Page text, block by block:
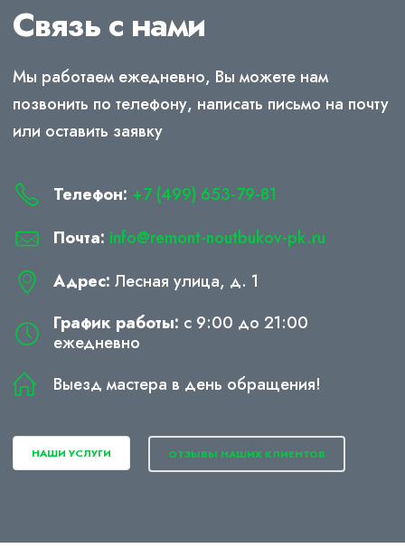
Связь с нами
Мы работаем ежедневно, Вы можете нам
позвонить по телефону, написать письмо на почту
или оставить заявку
Телефон: +7 (499) 653-79-81
Почта: info@remont-noutbukov-pk.ru
Адрес: Лесная улица, д. 1
График работы: с 9:00 до 21:00
ежедневно
Выезд мастера в день обращения!
НАШИ УСЛУГИ ОТЗЫВЫ НАШИХ КЛИЕНТОВ